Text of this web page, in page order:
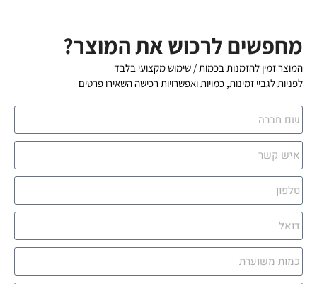
מחפשים לרכוש את המוצר?
המוצר זמין להזמנות בכמות / שימוש מקצועי בלבד
לפניות לגביי זמינות, כמויות ואפשרויות רכישה השאירו פרטים